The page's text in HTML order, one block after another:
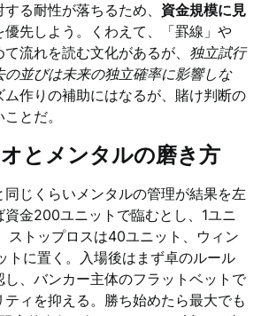
る耐性が落ちるため、 資金規模に見
優先しよう。くわえて、「罫線」や
て流れを読む文化があるが、 独立試行
の並びは未来の独立確率に影響しな
ム作りの補助にはなるが、賭け判断の
とだ。
とメンタルの磨き方
じくらいメンタルの管理が結果を左
資金200ユニットで臨むとし、1ユニ
ストップロスは40ユニット、ウィン
トに置く。入場後はまず卓のルール
し、バンカー主体のフラットベットで
ィを抑える。勝ち始めたら最大でも